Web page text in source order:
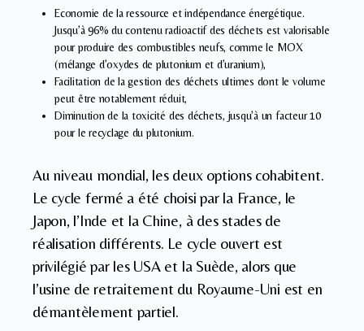
Economie de la ressource et indépendance énergétique.
Jusqu’à 96% du contenu radioactif des déchets est valorisable
pour produire des combustibles neufs, comme le MOX
(mélange d’oxydes de plutonium et d’uranium),
Facilitation de la gestion des déchets ultimes dont le volume
peut être notablement réduit,
Diminution de la toxicité des déchets, jusqu’à un facteur 10
pour le recyclage du plutonium.
Au niveau mondial, les deux options cohabitent.
Le cycle fermé a été choisi par la France, le
Japon, l’Inde et la Chine, à des stades de
réalisation différents. Le cycle ouvert est
privilégié par les USA et la Suède, alors que
l’usine de retraitement du Royaume-Uni est en
démantèlement partiel.